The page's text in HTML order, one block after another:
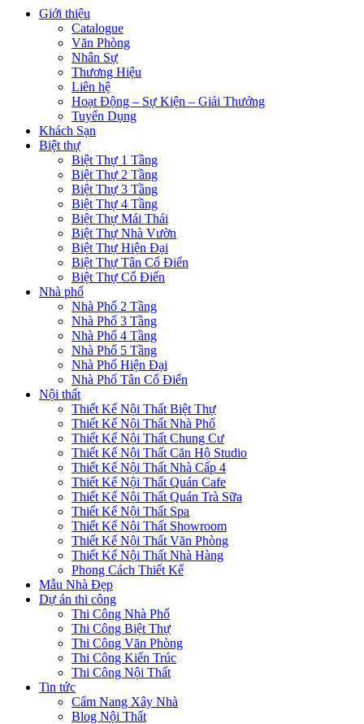
Giới thiệu
Catalogue
Văn Phòng
Nhân Sự
Thương Hiệu
Liên hệ
Hoạt Động – Sự Kiện – Giải Thưởng
Tuyển Dụng
Khách Sạn
Biệt thự
Biệt Thự 1 Tầng
Biệt Thự 2 Tầng
Biệt Thự 3 Tầng
Biệt Thự 4 Tầng
Biệt Thự Mái Thái
Biệt Thự Nhà Vườn
Biệt Thự Hiện Đại
Biệt Thự Tân Cổ Điển
Biệt Thự Cổ Điển
Nhà phố
Nhà Phố 2 Tầng
Nhà Phố 3 Tầng
Nhà Phố 4 Tầng
Nhà Phố 5 Tầng
Nhà Phố Hiện Đại
Nhà Phố Tân Cổ Điển
Nội thất
Thiết Kế Nội Thất Biệt Thự
Thiết Kế Nội Thất Nhà Phố
Thiết Kế Nội Thất Chung Cư
Thiết Kế Nội Thất Căn Hộ Studio
Thiết Kế Nội Thất Nhà Cấp 4
Thiết Kế Nội Thất Quán Cafe
Thiết Kế Nội Thất Quán Trà Sữa
Thiết Kế Nội Thất Spa
Thiết Kế Nội Thất Showroom
Thiết Kế Nội Thất Văn Phòng
Thiết Kế Nội Thất Nhà Hàng
Phong Cách Thiết Kế
Mẫu Nhà Đẹp
Dự án thi công
Thi Công Nhà Phố
Thi Công Biệt Thự
Thi Công Văn Phòng
Thi Công Kiến Trúc
Thi Công Nội Thất
Tin tức
Cẩm Nang Xây Nhà
Blog Nội Thất